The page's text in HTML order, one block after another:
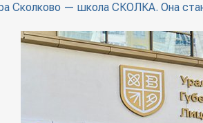
Сколково — школа СКОЛКА. Она